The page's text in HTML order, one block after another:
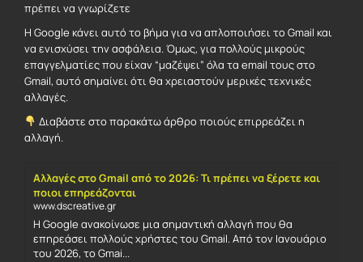
πρέπει να γνωρίζετε
Η Google κάνει αυτό το βήμα για να απλοποιήσει το Gmail και
να ενισχύσει την ασφάλεια. Όμως, για πολλούς μικρούς
επαγγελματίες που είχαν “μαζέψει” όλα τα email τους στο
Gmail, αυτό σημαίνει ότι θα χρειαστούν μερικές τεχνικές
αλλαγές.
Διαβάστε στο παρακάτω άρθρο ποιούς επιρρεάζει η
αλλαγή.
Αλλαγές στο Gmail από το 2026: Τι πρέπει να ξέρετε και
ποιοι επηρεάζονται
www.dscreative.gr
Η Google ανακοίνωσε μια σημαντική αλλαγή που θα
επηρεάσει πολλούς χρήστες του Gmail. Από τον Ιανουάριο
του 2026, το Gmai...